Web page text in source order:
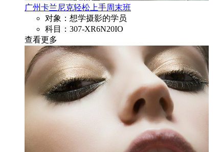
广州卡兰尼克轻松上手周末班
对象：想学摄影的学员
科目：307-XR6N20IO
查看更多